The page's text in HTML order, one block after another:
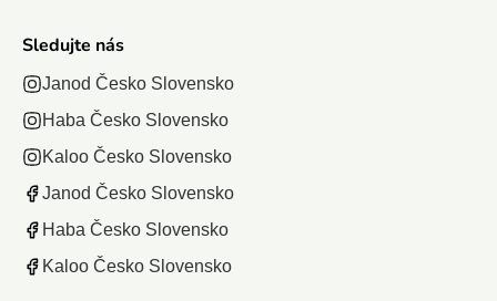
Sledujte nás
Janod Česko Slovensko
Haba Česko Slovensko
Kaloo Česko Slovensko
Janod Česko Slovensko
Haba Česko Slovensko
Kaloo Česko Slovensko